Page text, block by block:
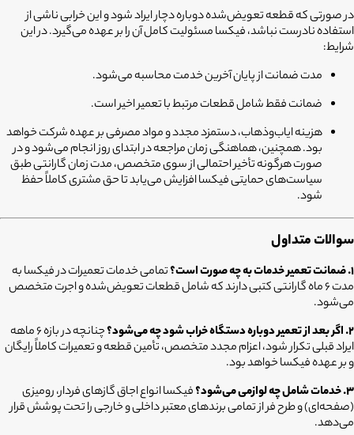
در صورتی که قطعه تعویض‌شده دوباره دچار ایراد شود و این خرابی ناشی از
استفاده نادرست نباشد، فیکسا مسئولیت کامل آن را بر عهده می‌گیرد. در این
شرایط:
مدت ضمانت از پایان آخرین خدمت محاسبه می‌شود.
ضمانت فقط شامل قطعات مرتبط با تعمیر اخیر است.
هزینه ایاب‌وذهاب، دستمزد مجدد و مواد مصرفی بر عهده شرکت خواهد
بود. همچنین، هماهنگی زمان مراجعه در ابتدای روز انجام می‌شود و در
صورت هرگونه تأخیر احتمالی از سوی متخصص، مدت زمان گارانتی طبق
سیاست‌های حمایتی فیکسا افزایش می‌یابد تا حق مشتری کاملاً حفظ
شود.
سوالات متداول
۱. ضمانت تعمیر خدمات به چه صورت است؟
تمامی خدمات تعمیرات در فیکسا به
مدت ۶ ماه گارانتی کتبی دارند که شامل قطعات تعویض‌شده و اجرت متخصص
می‌شود.
۲. اگر بعد از تعمیر دوباره دستگاه خراب شود چه می‌شود؟
چنانچه در بازه ۶ ماهه
ایراد قبلی تکرار شود، اعزام مجدد متخصص، تأمین قطعه و تعمیرات کاملاً رایگان
و بر عهده فیکسا خواهد بود.
۳. خدمات شامل چه لوازمی می‌شود؟
فیکسا انواع اجاق گازهای فردار، رومیزی
(صفحه‌ای) و طرح فر از تمامی برندهای معتبر داخلی و خارجی را تحت پوشش قرار
می‌دهد.